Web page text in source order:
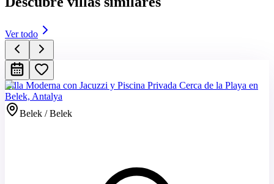
Ver todo
Villa Moderna con Jacuzzi y Piscina Privada Cerca de la Playa en
Belek, Antalya
Belek / Belek